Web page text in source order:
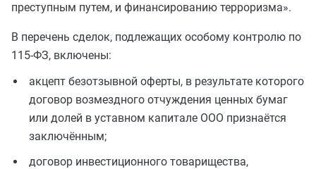
преступным путем, и финансированию терроризма».
В перечень сделок, подлежащих особому контролю по
115-ФЗ, включены:
акцепт безотзывной оферты, в результате которого
договор возмездного отчуждения ценных бумаг
или долей в уставном капитале ООО признаётся
заключённым;
договор инвестиционного товарищества,